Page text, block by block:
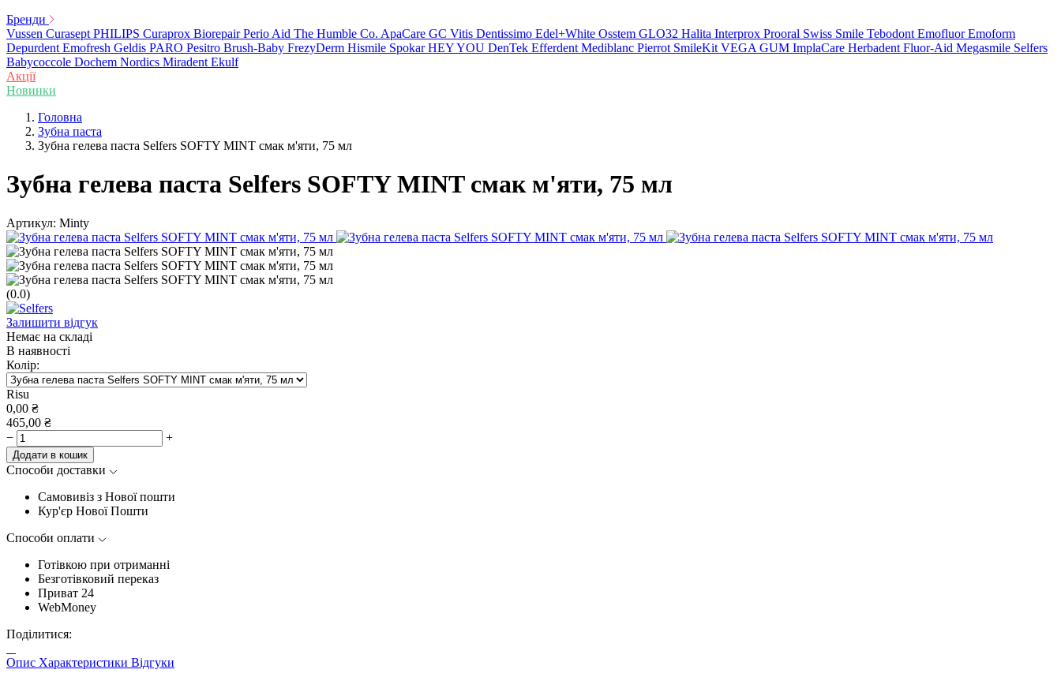
Бренди
Vussen Curasept PHILIPS Curaprox Biorepair Perio Aid The Humble Co. ApaCare GC Vitis Dentissimo Edel+White Osstem GLO32 Halita Interprox Prooral Swiss Smile Tebodont Emofluor Emoform
Depurdent Emofresh Geldis PARO Pesitro Brush-Baby FrezyDerm Hismile Spokar HEY YOU DenTek Efferdent Mediblanc Pierrot SmileKit VEGA GUM ImplaCare Herbadent Fluor-Aid Megasmile Selfers
Babycoccole Dochem Nordics Miradent Ekulf
Акції
Новинки
Головна
Зубна паста
Зубна гелева паста Selfers SOFTY MINT смак м'яти, 75 мл
Зубна гелева паста Selfers SOFTY MINT смак м'яти, 75 мл
Артикул: Minty
(0.0)
Залишити відгук
Немає на складі
В наявності
Колір:
Risu
0,00 ₴
465,00 ₴
−
+
Додати в кошик
Способи доставки
Самовивіз з Нової пошти
Кур'єр Нової Пошти
Способи оплати
Готівкою при отриманні
Безготівковий переказ
Приват 24
WebMoney
Поділитися:
Опис Характеристики Відгуки